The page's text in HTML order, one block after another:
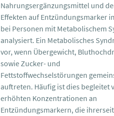
Nahrungsergänzungsmittel und
Effekten auf Entzündungsmarker
bei Personen mit Metabolischem
analysiert. Ein Metabolisches
vor, wenn Übergewicht,
sowie Zucker- und
Fettstoffwechselstörungen
auftreten. Häufig ist dies begleitet
erhöhten Konzentrationen an
Entzündungsmarkern, die